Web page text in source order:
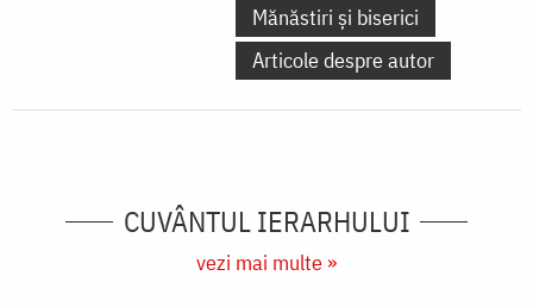
Mănăstiri și biserici
Articole despre autor
CUVÂNTUL IERARHULUI
vezi mai multe »